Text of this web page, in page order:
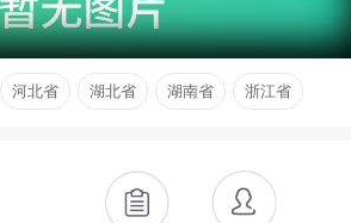
河北省 湖北省 湖南省
浙江省